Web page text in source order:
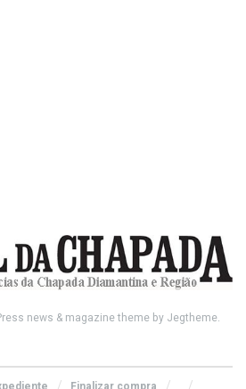
news & magazine theme by Jegtheme.